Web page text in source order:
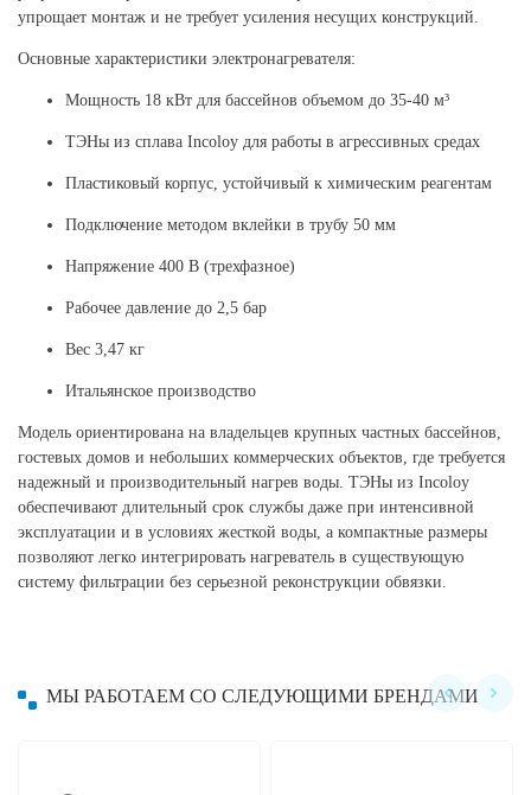
упрощает монтаж и не требует усиления несущих конструкций.
Основные характеристики электронагревателя:
Мощность 18 кВт для бассейнов объемом до 35-40 м³
ТЭНы из сплава Incoloy для работы в агрессивных средах
Пластиковый корпус, устойчивый к химическим реагентам
Подключение методом вклейки в трубу 50 мм
Напряжение 400 В (трехфазное)
Рабочее давление до 2,5 бар
Вес 3,47 кг
Итальянское производство
Модель ориентирована на владельцев крупных частных бассейнов,
гостевых домов и небольших коммерческих объектов, где требуется
надежный и производительный нагрев воды. ТЭНы из Incoloy
обеспечивают длительный срок службы даже при интенсивной
эксплуатации и в условиях жесткой воды, а компактные размеры
позволяют легко интегрировать нагреватель в существующую
систему фильтрации без серьезной реконструкции обвязки.
МЫ РАБОТАЕМ СО СЛЕДУЮЩИМИ БРЕНДАМИ